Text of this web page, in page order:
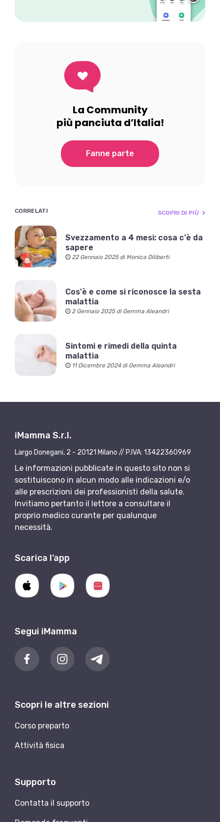
La Community
più panciuta d’Italia!
Fanne parte
CORRELATI SCOPRI DI PIÙ
Svezzamento a 4 mesi: cosa c'è da
sapere
22 Gennaio 2025 di Monica Diliberti
Cos'è e come si riconosce la sesta
malattia
2 Gennaio 2025 di Gemma Aleandri
Sintomi e rimedi della quinta
malattia
11 Dicembre 2024 di Gemma Aleandri
iMamma S.r.l.
Largo Donegani, 2 - 20121 Milano // P.IVA: 13422360969
Le informazioni pubblicate in questo sito non si
sostituiscono in alcun modo alle indicazioni e/o
alle prescrizioni dei professionisti della salute.
Invitiamo pertanto il lettore a consultare il
proprio medico curante per qualunque
necessità.
Scarica l’app
Segui iMamma
Scopri le altre sezioni
Corso preparto
Attività fisica
Supporto
Contatta il supporto